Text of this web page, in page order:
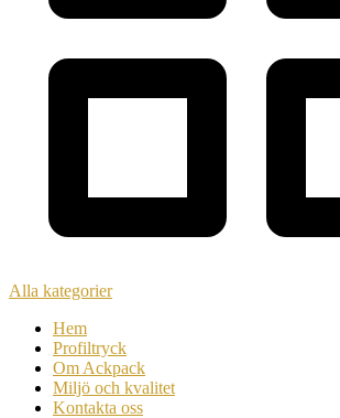
Alla kategorier
Hem
Profiltryck
Om Ackpack
Miljö och kvalitet
Kontakta oss